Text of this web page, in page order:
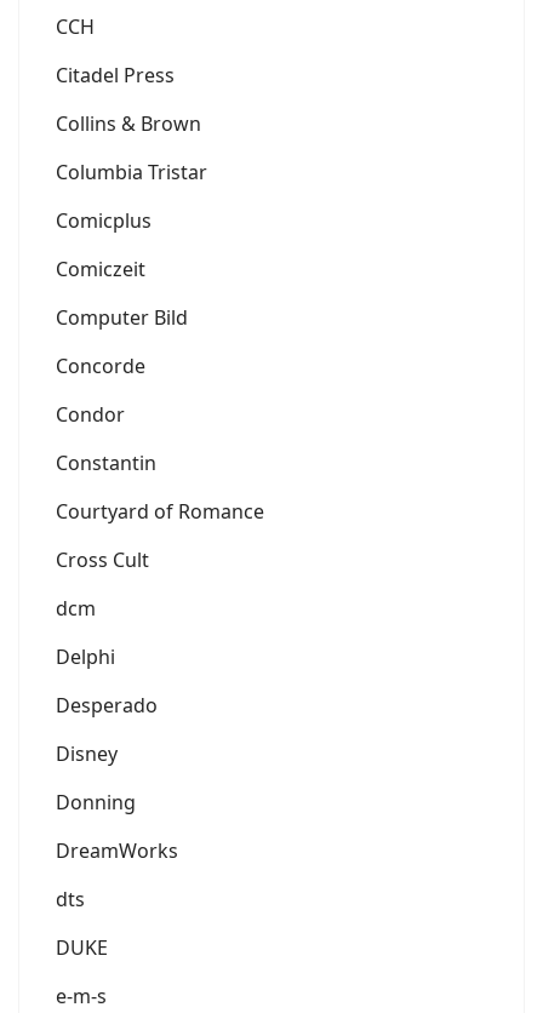
CCH
Citadel Press
Collins & Brown
Columbia Tristar
Comicplus
Comiczeit
Computer Bild
Concorde
Condor
Constantin
Courtyard of Romance
Cross Cult
dcm
Delphi
Desperado
Disney
Donning
DreamWorks
dts
DUKE
e-m-s